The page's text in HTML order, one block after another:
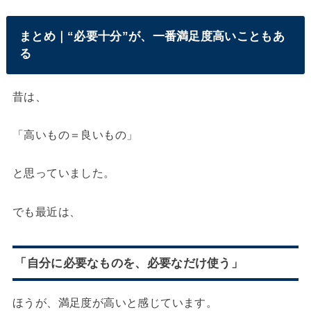
まとめ｜“必要十分”が、一番満足度高いこともあ
る
昔は、
「高いもの＝良いもの」
と思っていました。
でも最近は、
「自分に必要なものを、必要なだけ使う」
ほうが、満足度が高いと感じています。